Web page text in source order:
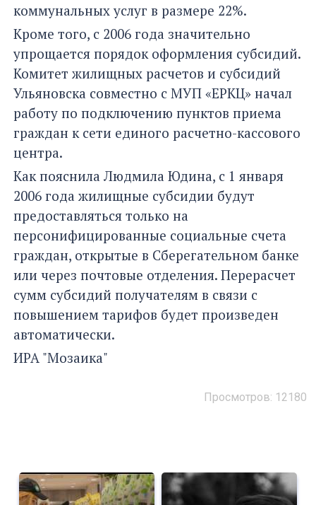
коммунальных услуг в размере 22%.
Кроме того, с 2006 года значительно
упрощается порядок оформления субсидий.
Комитет жилищных расчетов и субсидий
Ульяновска совместно с МУП «ЕРКЦ» начал
работу по подключению пунктов приема
граждан к сети единого расчетно-кассового
центра.
Как пояснила Людмила Юдина, с 1 января
2006 года жилищные субсидии будут
предоставляться только на
персонифицированные социальные счета
граждан, открытые в Сберегательном банке
или через почтовые отделения. Перерасчет
сумм субсидий получателям в связи с
повышением тарифов будет произведен
автоматически.
ИРА "Мозаика"
Просмотров: 12180